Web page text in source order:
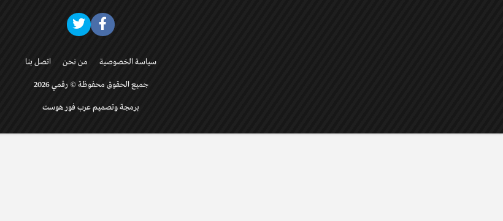
سياسة الخصوصية من نحن اتصل بنا
جميع الحقوق محفوظة © رقمي 2026
برمجة وتصميم عرب فور هوست